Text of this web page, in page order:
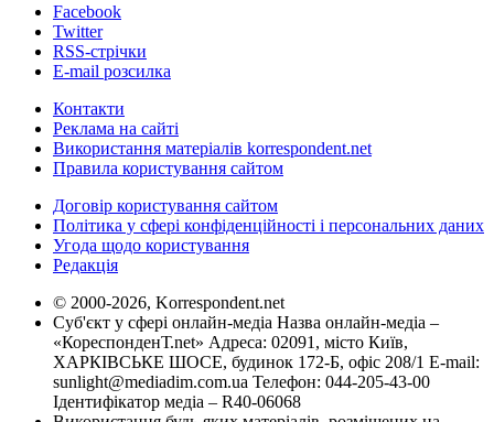
Facebook
Twitter
RSS-стрічки
E-mail розсилка
Контакти
Реклама на сайті
Використання матеріалів korrespondent.net
Правила користування сайтом
Договір користування сайтом
Політика у сфері конфіденційності і персональних даних
Угода щодо користування
Редакція
© 2000-2026, Korrespondent.net
Суб'єкт у сфері онлайн-медіа Назва онлайн-медіа –
«КореспонденТ.net» Адреса: 02091, місто Київ,
ХАРКІВСЬКЕ ШОСЕ, будинок 172-Б, офіс 208/1 E-mail:
sunlight@mediadim.com.ua Телефон: 044-205-43-00
Ідентифікатор медіа – R40-06068